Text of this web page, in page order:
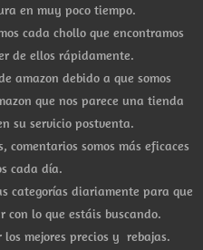
en muy poco tiempo.
cada chollo que encontramos
de ellos rápidamente.
amazon debido a que somos
que nos parece una tienda
su servicio postventa.
somos más eficaces
cada día.
categorías diariamente para que
con lo que estáis buscando.
mejores precios y rebajas.